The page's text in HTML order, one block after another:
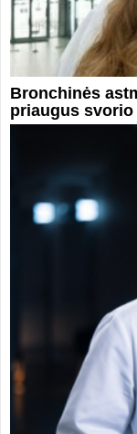
Bronchinės
priaugus svorio